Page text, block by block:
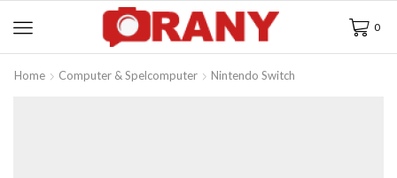
0
Home Computer & Spelcomputer Nintendo Switch